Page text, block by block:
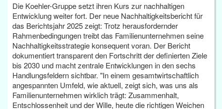
Die Koehler-Gruppe setzt ihren Kurs zur nachhaltigen
Entwicklung weiter fort. Der neue Nachhaltigkeitsbericht für
das Berichtsjahr 2025 zeigt: Trotz herausfordernder
Rahmenbedingungen treibt das Familienunternehmen seine
Nachhaltigkeitsstrategie konsequent voran. Der Bericht
dokumentiert transparent den Fortschritt der definierten Ziele
bis 2030 und macht zentrale Entwicklungen in den sechs
Handlungsfeldern sichtbar. "In einem gesamtwirtschaftlich
angespannten Umfeld, wie aktuell, zeigt sich, was uns als
Familienunternehmen wirklich trägt: Zusammenhalt,
Entschlossenheit und der Wille, heute die richtigen Weichen